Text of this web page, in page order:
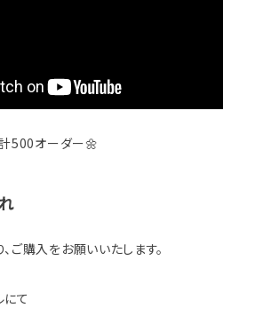
500オーダー🌼
ご購入をお願いいたします。
て